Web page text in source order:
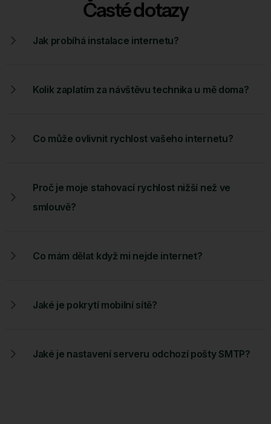
Časté dotazy
Jak probíhá instalace internetu?
Kolik zaplatím za návštěvu technika u mě doma?
Co může ovlivnit rychlost vašeho internetu?
Proč je moje stahovací rychlost nižší než ve
smlouvě?
Co mám dělat když mi nejde internet?
Jaké je pokrytí mobilní sítě?
Jaké je nastavení serveru odchozí pošty SMTP?